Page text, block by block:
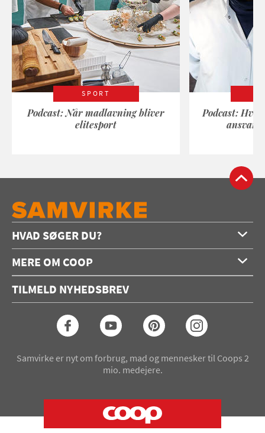
SPORT
Podcast: Når madlavning bliver
elitesport
Podcast:
HVAD SØGER DU?
Forside
Opskrifter
Konkurrencer
MERE OM COOP
Annoncering
Coop medlem
TILMELD NYHEDSBREV
Samvirke er nyt om forbrug, mad og mennesker til Coops 2
mio. medejere.